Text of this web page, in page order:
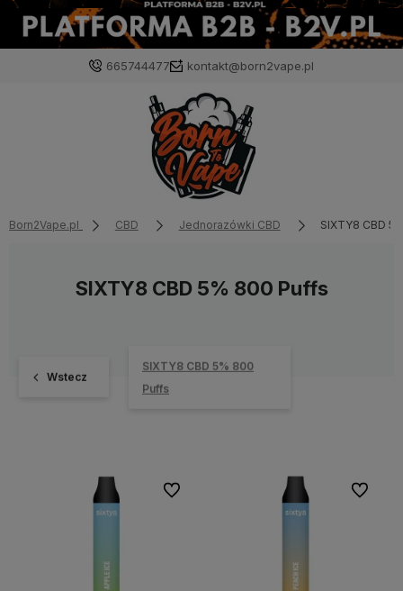
665744477 kontakt@born2vape.pl
Born2Vape.pl CBD Jednorazówki CBD SIXTY8 CBD
SIXTY8 CBD 5% 800 Puffs
Wstecz
SIXTY8 CBD 5% 800
Puffs
Do ulubionych Do